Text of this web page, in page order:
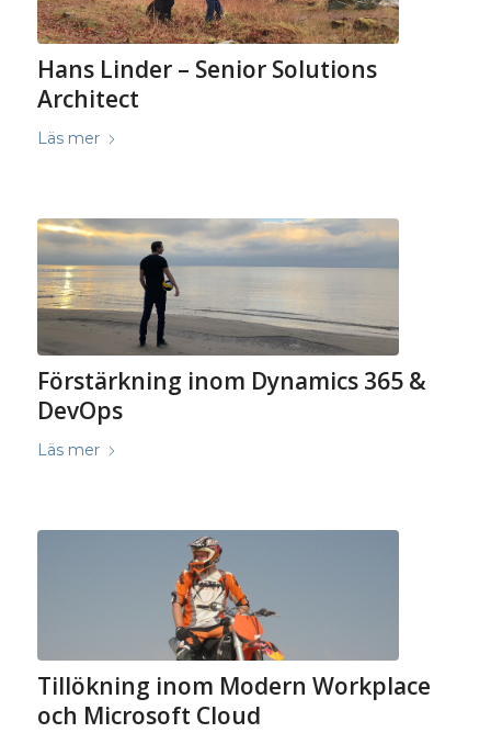
Hans Linder – Senior Solutions
Architect
Läs mer
Förstärkning inom Dynamics 365 &
DevOps
Läs mer
Tillökning inom Modern Workplace
och Microsoft Cloud